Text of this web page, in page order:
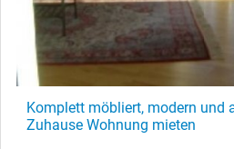
Komplett möbliert, modern und
Zuhause Wohnung mieten